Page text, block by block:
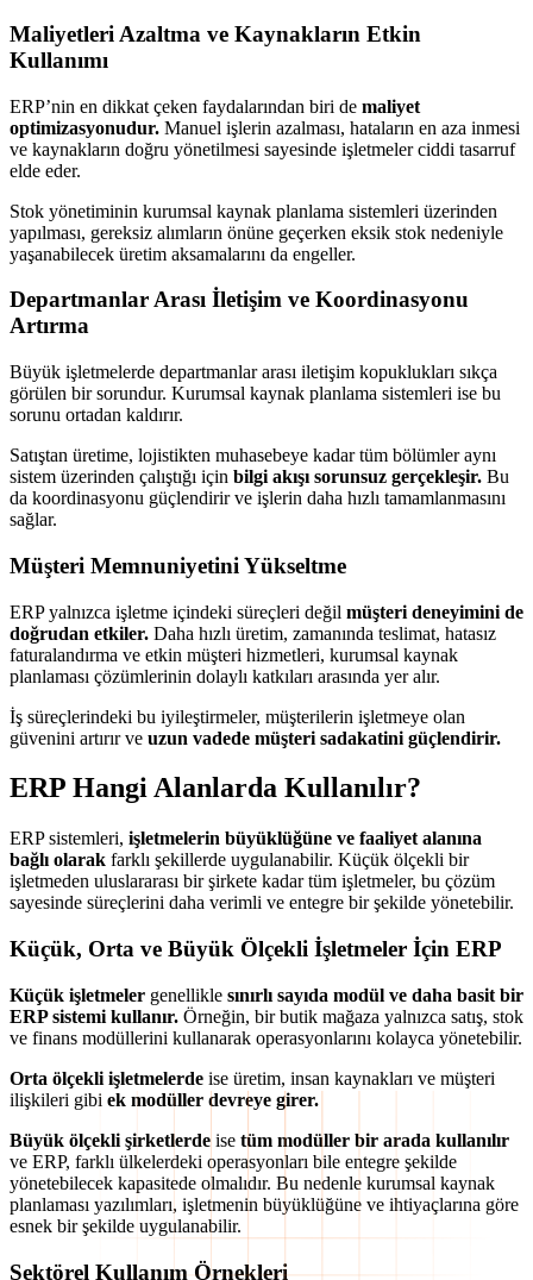
Maliyetleri Azaltma ve Kaynakların Etkin
Kullanımı
ERP’nin en dikkat çeken faydalarından biri de maliyet
optimizasyonudur. Manuel işlerin azalması, hataların en aza inmesi
ve kaynakların doğru yönetilmesi sayesinde işletmeler ciddi tasarruf
elde eder.
Stok yönetiminin kurumsal kaynak planlama sistemleri üzerinden
yapılması, gereksiz alımların önüne geçerken eksik stok nedeniyle
yaşanabilecek üretim aksamalarını da engeller.
Departmanlar Arası İletişim ve Koordinasyonu
Artırma
Büyük işletmelerde departmanlar arası iletişim kopuklukları sıkça
görülen bir sorundur. Kurumsal kaynak planlama sistemleri ise bu
sorunu ortadan kaldırır.
Satıştan üretime, lojistikten muhasebeye kadar tüm bölümler aynı
sistem üzerinden çalıştığı için bilgi akışı sorunsuz gerçekleşir. Bu
da koordinasyonu güçlendirir ve işlerin daha hızlı tamamlanmasını
sağlar.
Müşteri Memnuniyetini Yükseltme
ERP yalnızca işletme içindeki süreçleri değil müşteri deneyimini de
doğrudan etkiler. Daha hızlı üretim, zamanında teslimat, hatasız
faturalandırma ve etkin müşteri hizmetleri, kurumsal kaynak
planlaması çözümlerinin dolaylı katkıları arasında yer alır.
İş süreçlerindeki bu iyileştirmeler, müşterilerin işletmeye olan
güvenini artırır ve uzun vadede müşteri sadakatini güçlendirir.
ERP Hangi Alanlarda Kullanılır?
ERP sistemleri, işletmelerin büyüklüğüne ve faaliyet alanına
bağlı olarak farklı şekillerde uygulanabilir. Küçük ölçekli bir
işletmeden uluslararası bir şirkete kadar tüm işletmeler, bu çözüm
sayesinde süreçlerini daha verimli ve entegre bir şekilde yönetebilir.
Küçük, Orta ve Büyük Ölçekli İşletmeler İçin ERP
Küçük işletmeler genellikle sınırlı sayıda modül ve daha basit bir
ERP sistemi kullanır. Örneğin, bir butik mağaza yalnızca satış, stok
ve finans modüllerini kullanarak operasyonlarını kolayca yönetebilir.
Orta ölçekli işletmelerde ise üretim, insan kaynakları ve müşteri
ilişkileri gibi ek modüller devreye girer.
Büyük ölçekli şirketlerde ise tüm modüller bir arada kullanılır
ve ERP, farklı ülkelerdeki operasyonları bile entegre şekilde
yönetebilecek kapasitede olmalıdır. Bu nedenle kurumsal kaynak
planlaması yazılımları, işletmenin büyüklüğüne ve ihtiyaçlarına göre
esnek bir şekilde uygulanabilir.
Sektörel Kullanım Örnekleri